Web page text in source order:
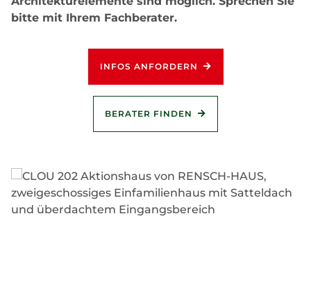
bitte mit Ihrem Fachberater.
INFOS ANFORDERN
BERATER FINDEN